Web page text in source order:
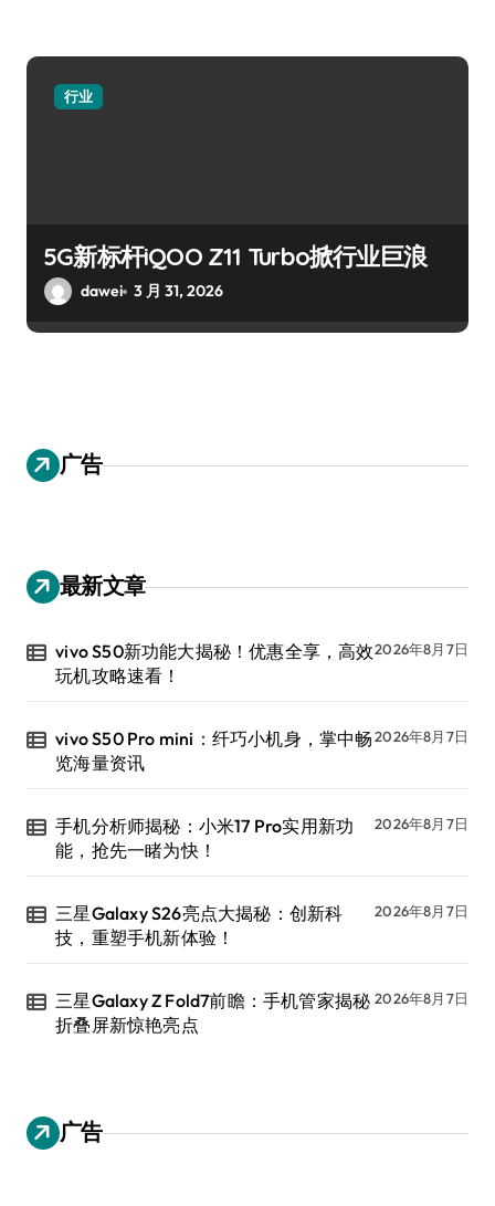
行业
5G新标杆iQOO Z11 Turbo掀行业巨浪
dawei 3 月 31, 2026
广告
最新文章
vivo S50新功能大揭秘！优惠全享，高效
玩机攻略速看！
2026年8月7日
vivo S50 Pro mini：纤巧小机身，掌中畅
览海量资讯
2026年8月7日
手机分析师揭秘：小米17 Pro实用新功
能，抢先一睹为快！
2026年8月7日
三星Galaxy S26亮点大揭秘：创新科
技，重塑手机新体验！
2026年8月7日
三星Galaxy Z Fold7前瞻：手机管家揭秘
折叠屏新惊艳亮点
2026年8月7日
广告